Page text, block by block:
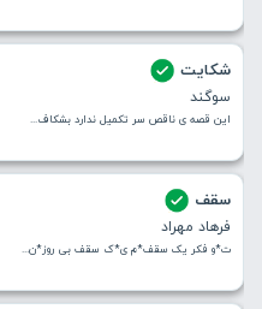
شکایت
سوگند
این قصه ی ناقص سر تکمیل ندارد بشکاف...
سقف
فرهاد مهراد
ت*و فکر یک سقف*م ی*ک سقف بی روز*ن...